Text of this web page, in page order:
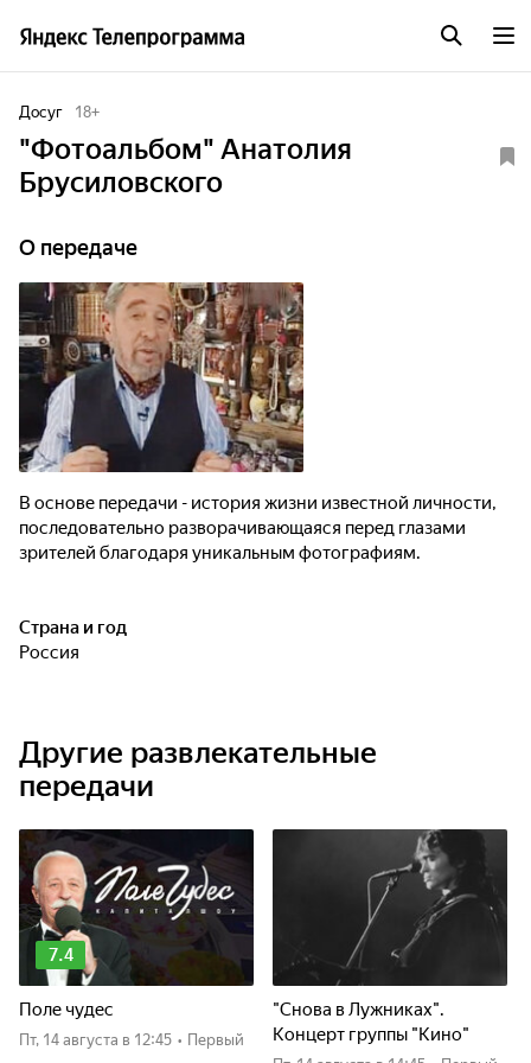
Досуг 18+
"Фотоальбом" Анатолия
Брусиловского
О передаче
В основе передачи - история жизни известной личности,
последовательно разворачивающаяся перед глазами
зрителей благодаря уникальным фотографиям.
Страна и год
Россия
Другие развлекательные
передачи
7.4
Поле чудес
пт, 14 августа в 12:45 • Первый
"Снова в Лужниках".
Концерт группы "Кино"